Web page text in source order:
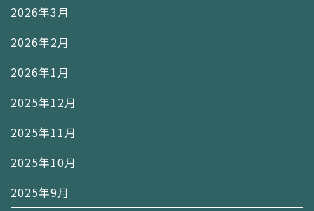
2026年3月
2026年2月
2026年1月
2025年12月
2025年11月
2025年10月
2025年9月